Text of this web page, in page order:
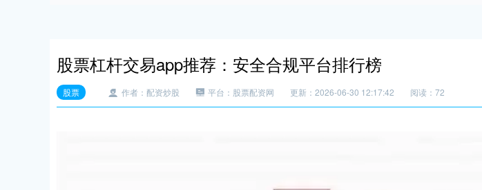
股票杠杆交易app推荐：安全合规平台排行榜
股票 作者：配资炒股 平台：股票配资网 更新：2026-06-30 12:17:42 阅读：72